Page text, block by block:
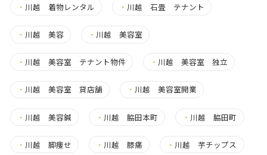
・ 川越 着物レンタル ・ 川越 石畳 テナント
・ 川越 美容 ・ 川越 美容室
・ 川越 美容室 テナント物件 ・ 川越 美容室 独立
・ 川越 美容室 貸店舗 ・ 川越 美容室開業
・ 川越 美容鍼 ・ 川越 脇田本町 ・ 川越 脇田町
・ 川越 脚痩せ ・ 川越 膝痛 ・ 川越 芋チップス